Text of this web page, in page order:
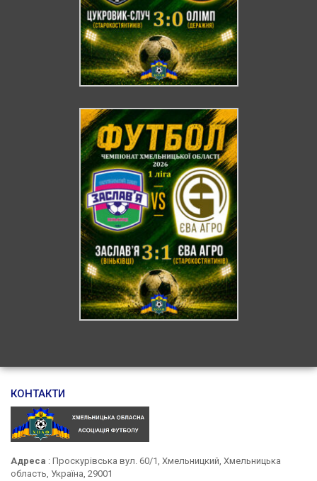
КОНТАКТИ
Адреса : Проскурівська вул. 60/1, Хмельницкий, Хмельницька
область, Україна, 29001